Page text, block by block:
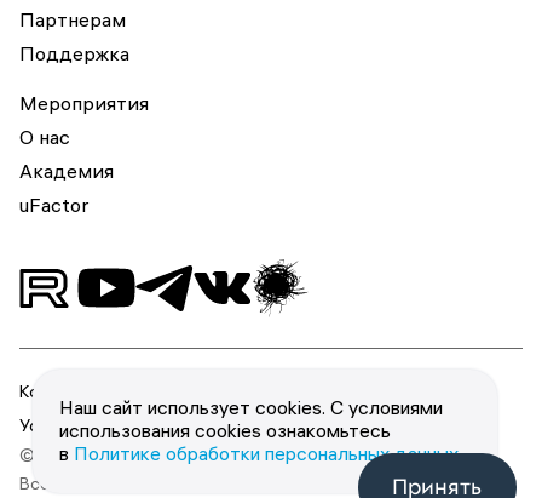
Партнерам
Поддержка
Мероприятия
О нас
Академия
uFactor
Конфиденциальность
Условия использования
© 2026 ООО «Юзергейт».
Все права защищены.
Наш сайт использует cookies. С условиями
использования cookies ознакомьтесь
в Политике обработки персональных данных.
Принять